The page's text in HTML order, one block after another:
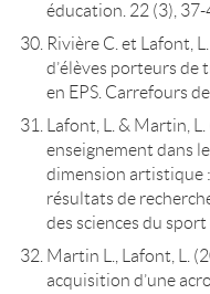
éducation. 22 (3), 37-
Rivière C. et Lafont,
d’élèves porteurs
en EPS. Carrefours
Lafont, L. & Martin,
enseignement dans
dimension artistique
résultats de
des sciences du
Martin L., Lafont, L.
acquisition d’une